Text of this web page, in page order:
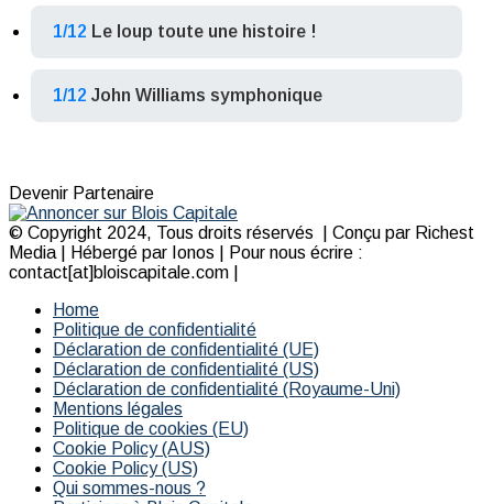
1/12 Le loup toute une histoire !
1/12 John Williams symphonique
Devenir Partenaire
© Copyright 2024, Tous droits réservés | Conçu par Richest
Media | Hébergé par Ionos | Pour nous écrire :
contact[at]bloiscapitale.com |
Home
Politique de confidentialité
Déclaration de confidentialité (UE)
Déclaration de confidentialité (US)
Déclaration de confidentialité (Royaume-Uni)
Mentions légales
Politique de cookies (EU)
Cookie Policy (AUS)
Cookie Policy (US)
Qui sommes-nous ?